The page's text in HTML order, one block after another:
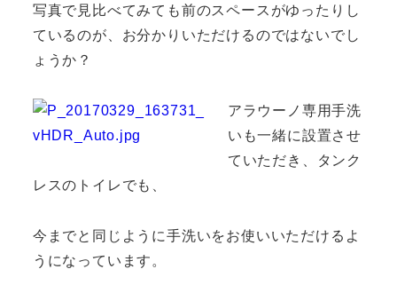
写真で見比べてみても前のスペースがゆったりし
ているのが、お分かりいただけるのではないでし
ょうか？
アラウーノ専用手洗
いも一緒に設置させ
ていただき、タンク
レスのトイレでも、
今までと同じように手洗いをお使いいただけるよ
うになっています。